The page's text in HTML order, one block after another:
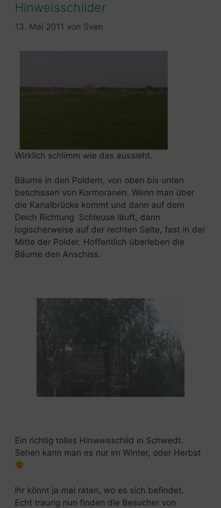
Hinweisschilder
13. Mai 2011 von Sven
Wirklich schlimm wie das aussieht.
Bäume in den Poldern, von oben bis unten
beschissen von Kormoranen. Wenn man über
die Kanalbrücke kommt und dann auf dem
Deich Richtung Schleuse läuft, dann
logischerweise auf der rechten Seite, fast in der
Mitte der Polder. Hoffentlich überleben die
Bäume den Anschiss.
Ein richtig tolles Hinweisschild in Schwedt.
Sehen kann man es nur im Winter, oder Herbst
Ihr könnt ja mal raten, wo es sich befindet.
Echt traurig nun finden die Besucher von